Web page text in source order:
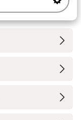
i Mallorca